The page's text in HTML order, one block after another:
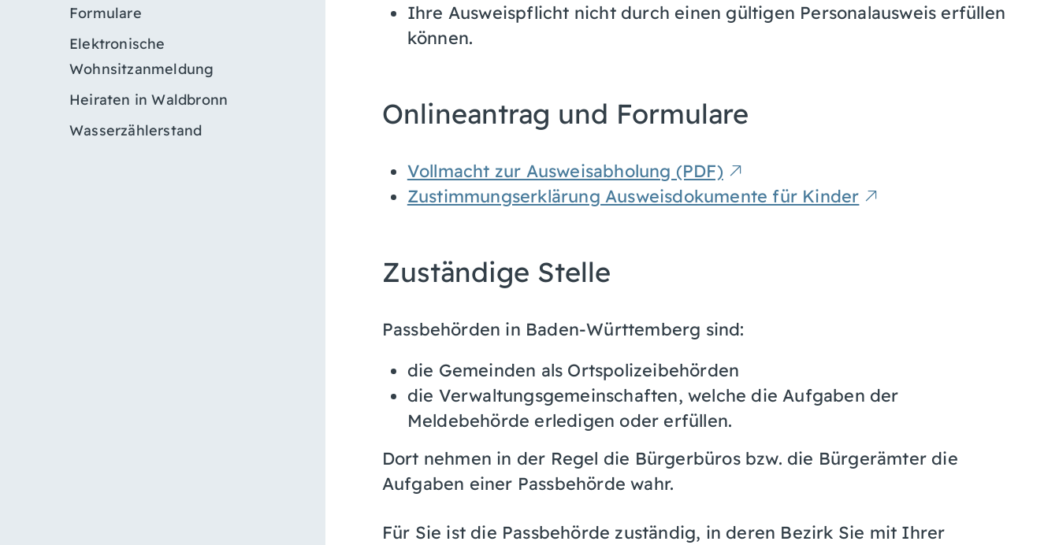
Formulare
Elektronische
Wohnsitzanmeldung
Heiraten in Waldbronn
Wasserzählerstand
Ihre Ausweispflicht nicht durch einen gültigen Personalausweis erfüllen
können.
Onlineantrag und Formulare
Vollmacht zur Ausweisabholung (PDF)
Zustimmungserklärung Ausweisdokumente für Kinder
Zuständige Stelle
Passbehörden in Baden-Württemberg sind:
die Gemeinden als Ortspolizeibehörden
die Verwaltungsgemeinschaften, welche die Aufgaben der
Meldebehörde erledigen oder erfüllen.
Dort nehmen in der Regel die Bürgerbüros bzw. die Bürgerämter die
Aufgaben einer Passbehörde wahr.
Für Sie ist die Passbehörde zuständig, in deren Bezirk Sie mit Ihrer